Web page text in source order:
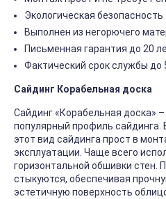
Экологическая безопасность
Выполнен из негорючего
Письменная гарантия до 20
Фактический срок службы до
Сайдинг Корабельная доска
Сайдинг «Корабельная доска»
популярный профиль сайдинга.
этот вид сайдинга прост в
эксплуатации. Чаще всего
горизонтальной обшивки стен.
стыкуются, обеспечивая
эстетичную поверхность